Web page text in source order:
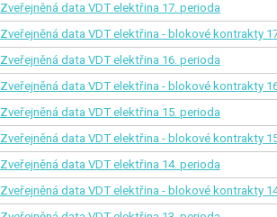
Zveřejněná data VDT elektřina 17. perioda
Zveřejněná data VDT elektřina - blokové kontrakty
Zveřejněná data VDT elektřina 16. perioda
Zveřejněná data VDT elektřina - blokové kontrakty
Zveřejněná data VDT elektřina 15. perioda
Zveřejněná data VDT elektřina - blokové kontrakty
Zveřejněná data VDT elektřina 14. perioda
Zveřejněná data VDT elektřina - blokové kontrakty